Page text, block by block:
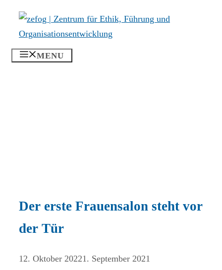
Zum
springen
MENU
Der erste Frauensalon steht vor
der Tür
12. Oktober 20221. September 2021